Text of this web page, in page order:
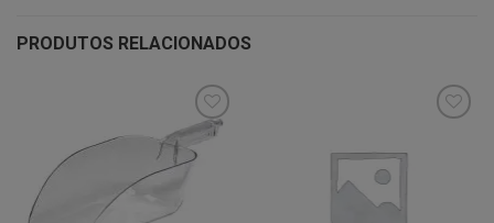
PRODUTOS RELACIONADOS
desejos